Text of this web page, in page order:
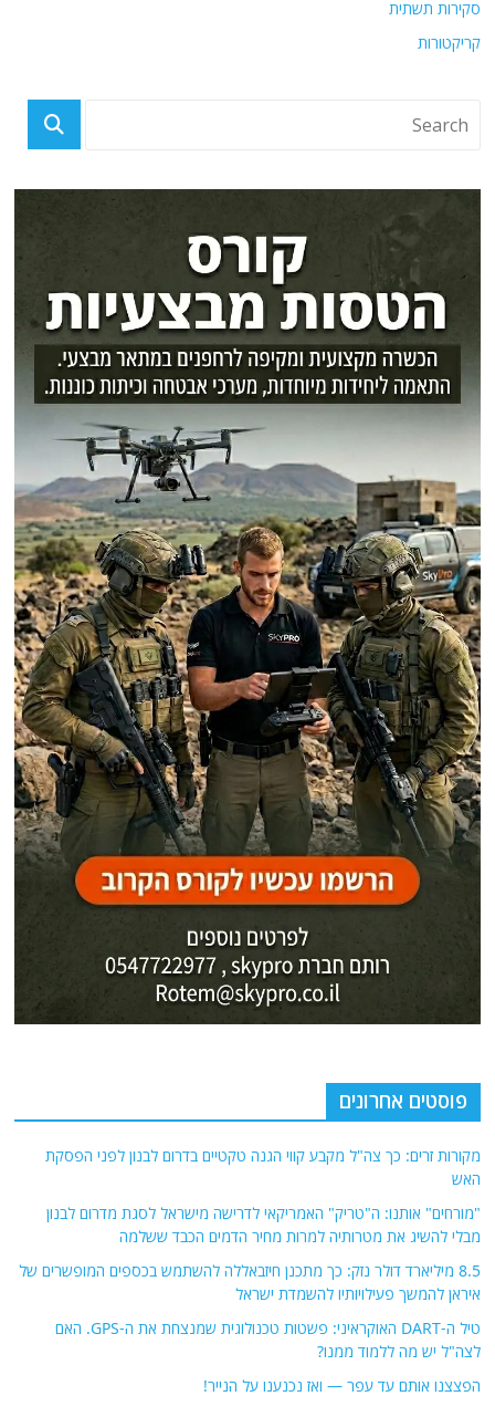
סקירות תשתית
קריקטורות
פוסטים אחרונים
מקורות זרים: כך צה"ל מקבע קווי הגנה טקטיים בדרום לבנון לפני הפסקת
האש
"מורחים" אותנו: ה"טריק" האמריקאי לדרישה מישראל לסגת מדרום לבנון
מבלי להשיג את מטרותיה למרות מחיר הדמים הכבד ששלמה
8.5 מיליארד דולר נזק: כך מתכנן חיזבאללה להשתמש בכספים המופשרים של
איראן להמשך פעילויותיו להשמדת ישראל
טיל ה-DART האוקראיני: פשטות טכנולוגית שמנצחת את ה-GPS. האם
לצה"ל יש מה ללמוד ממנו?
הפצצנו אותם עד עפר — ואז נכנענו על הנייר!